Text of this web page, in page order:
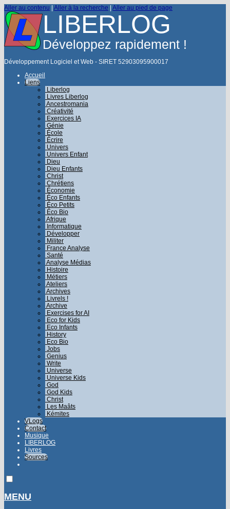
Aller au contenu Aller à la recherche Aller au pied de page
LIBERLOG
Développez rapidement !
Développement Logiciel et Web - SIRET 52903095900017
Accueil
Liens
Liberlog
Livres Liberlog
Ancestromania
Créativité
Exercices IA
Génie
École
Écrire
Univers
Univers Enfant
Dieu
Dieu Enfants
Christ
Chrétiens
Économie
Éco Enfants
Éco Petits
Éco Bio
Afrique
Informatique
Développer
Militer
France Analyse
Santé
Analyse Médias
Histoire
Métiers
Ateliers
Archives
Livrels !
Archive
Exercises for AI
Eco for Kids
Eco Infants
History
Eco Bio
Jobs
Genius
Write
Universe
Universe Kids
God
God Kids
Christ
Les Maâts
Kémites
VLogs
Contact
Musique
LIBERLOG
Livres
Sources
MENU